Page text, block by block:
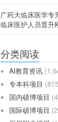
广药大临床医学专
临床医护人员晋升
分类阅读
AI教育资讯
专本科项目
国内硕博项目
国际硕博项目